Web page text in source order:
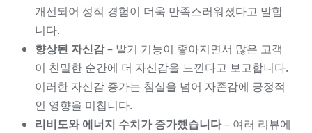
개선되어 성적 경험이 더욱 만족스러워졌다고 말합
니다.
향상된 자신감– 발기 기능이 좋아지면서 많은 고객
이 친밀한 순간에 더 자신감을 느낀다고 보고합니다.
이러한 자신감 증가는 침실을 넘어 자존감에 긍정적
인 영향을 미칩니다.
리비도와 에너지 수치가 증가했습니다– 여러 리뷰에